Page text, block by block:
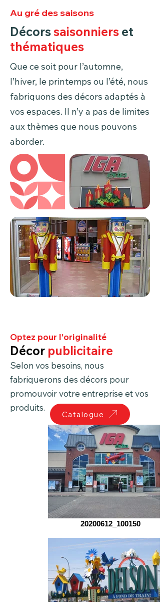
Au gré des saisons
Décorssaisonniers et
thématiques
Que ce soit pour l’automne,
l’hiver, le printemps ou l’été, nous
fabriquons des décors adaptés à
vos espaces. Il n’y a pas de limites
aux thèmes que nous pouvons
aborder.
20200612_100150
Catalogue
Optez pour l'originalité
Décor publicitaire
Selon vos besoins, nous
fabriquerons des décors pour
promouvoir votre entreprise et vos
produits.